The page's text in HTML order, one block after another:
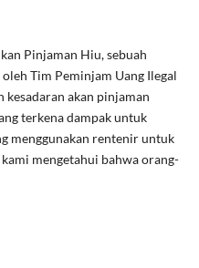
Pinjaman Hiu, sebuah
Tim Peminjam Uang Ilegal
kesadaran akan pinjaman
terkena dampak untuk
menggunakan rentenir untuk
mengetahui bahwa orang-